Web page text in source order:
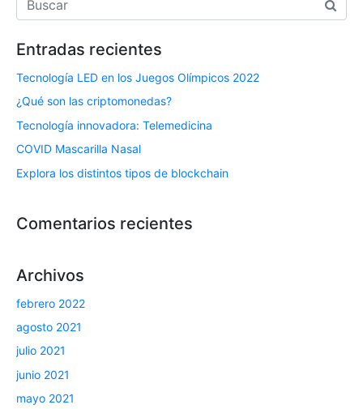
Entradas recientes
Tecnología LED en los Juegos Olímpicos 2022
¿Qué son las criptomonedas?
Tecnología innovadora: Telemedicina
COVID Mascarilla Nasal
Explora los distintos tipos de blockchain
Comentarios recientes
Archivos
febrero 2022
agosto 2021
julio 2021
junio 2021
mayo 2021